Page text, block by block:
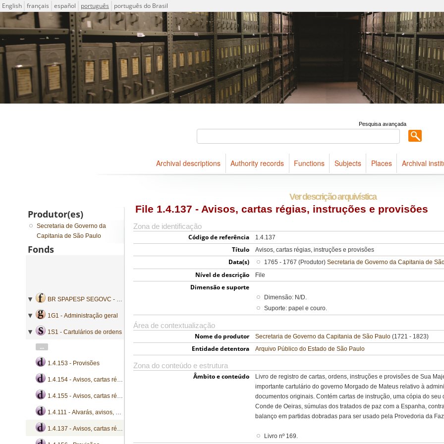
Idioma
English français español português português do Brasil
Descriptions for archival holdings maintained at Arquivo Público do Estado de São Paulo
ICA-AtoM Project
Pesquisa avançada
Archival descriptions Authority records Functions Subjects Places Archival
Ver descrição arquivística
File 1.4.137 - Avisos, cartas régias, instruções e provisões
Zona de identificação
Código de referência 1.4.137
Título Avisos, cartas régias, instruções e provisões
Data(s) 1765 - 1767 (Produtor) Secretaria de Governo da Capitania de
Nível de descrição File
Dimensão e suporte
Dimensão: N/D.
Suporte: papel e couro.
Área de contextualização
Nome do produtor Secretaria de Governo da Capitania de São Paulo(1721 - 1823)
Entidade detentora Arquivo Público do Estado de São Paulo
Zona do conteúdo e estrutura
Âmbito e conteúdo
Livro de registro de cartas, ordens, instruções e provisões de Sua
importante cartulário do governo Morgado de Mateus relativo à
documentos originais. Contém cartas de instrução, uma cópia do
Conde de Oeiras, súmulas dos tratados de paz com a Espanha,
balanço em partidas dobradas para ser usado pela Provedoria da
Livro nº 169.
Produtor(es)
Secretaria de Governo da
Capitania de São Paulo
Fonds
BR SPAPESP SEGOVC - Secretaria de Governo da Capitania de São Paulo
1G1 - Administração geral
1S1 - Cartulários de ordens
...
1.4.153 - Provisões
1.4.154 - Avisos, cartas régias e provisões
1.4.155 - Avisos, cartas régias e provisões
1.4.111 - Alvarás, avisos, bandos, certidões, ofícios, passaportes e provisões
1.4.137 - Avisos, cartas régias, instruções e provisões